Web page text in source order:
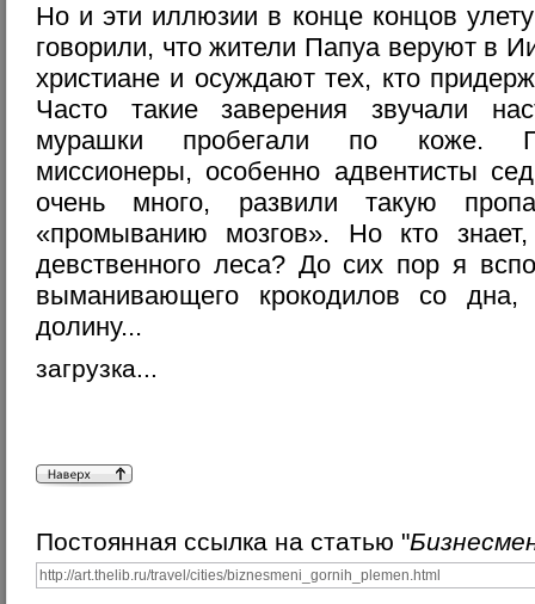
Но и эти иллюзии в конце концов
говорили, что жители Папуа веруют в
христиане и осуждают тех, кто
Часто такие заверения звучали
мурашки пробегали по коже.
миссионеры, особенно адвентисты
очень много, развили такую
«промыванию мозгов». Но кто
девственного леса? До сих пор я
выманивающего крокодилов со
долину...
загрузка...
Постоянная ссылка на статью "